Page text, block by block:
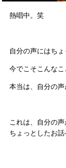
熱唱中。笑
自分の声にはちょ
今でこそこんなこ
本当は、自分の声
これは、自分の
ちょっとしたお